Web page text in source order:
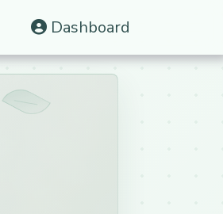
Dashboard